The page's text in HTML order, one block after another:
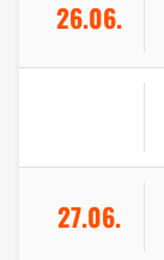
26.06.
27.06.